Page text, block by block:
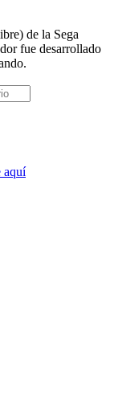
de la Sega
fue desarrollado
aquí